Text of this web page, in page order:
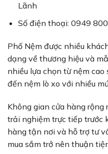
Lãnh
Số điện thoại: 0949
Phố Nệm được nhiều
dạng về thương hiệu và
nhiều lựa chọn từ nệm
đến nệm lò xo với nhiều
Không gian cửa hàng
trải nghiệm trực tiếp trước
hàng tận nơi và hỗ trợ tư
mua sắm trở nên thuận